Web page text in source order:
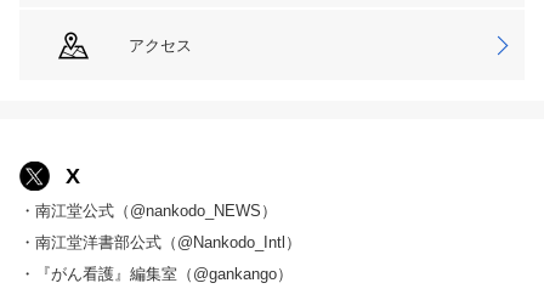
アクセス
X
・南江堂公式（@nankodo_NEWS）
・南江堂洋書部公式（@Nankodo_Intl）
・『がん看護』編集室（@gankango）